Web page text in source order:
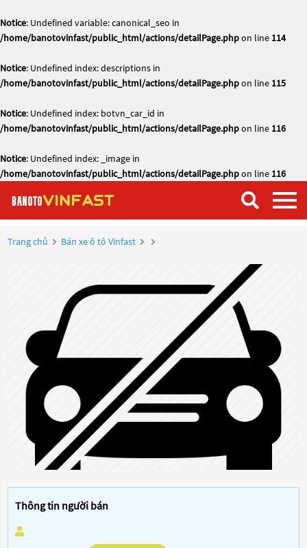
Notice: Undefined variable: canonical_seo in
/home/banotovinfast/public_html/actions/detailPage.phpon line 114
Notice: Undefined index: descriptions in
/home/banotovinfast/public_html/actions/detailPage.phpon line 115
Notice: Undefined index: botvn_car_id in
/home/banotovinfast/public_html/actions/detailPage.phpon line 116
Notice: Undefined index: _image in
/home/banotovinfast/public_html/actions/detailPage.phpon line 116
Trang chủ Bán xe ô tô Vinfast
Thông tin người bán